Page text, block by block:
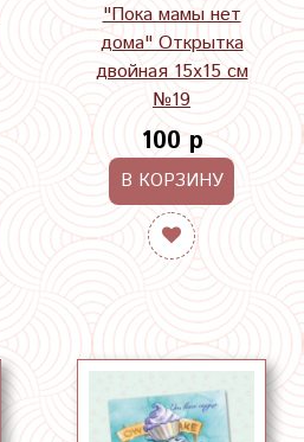
"Пока мамы нет
дома" Открытка
двойная 15х15 см
№19
100 р
В КОРЗИНУ